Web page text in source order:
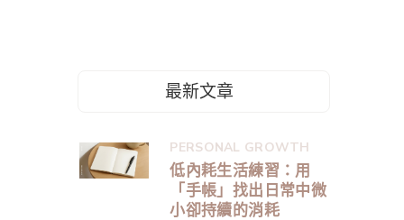
最新文章
PERSONAL GROWTH
低內耗生活練習：用
「手帳」找出日常中微
小卻持續的消耗